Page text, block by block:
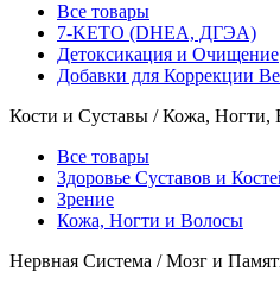
Все товары
7-KETO (DHEA, ДГЭА)
Детоксикация и Очищение
Добавки для Коррекции
Кости и Суставы / Кожа, Ногти,
Все товары
Здоровье Суставов и
Зрение
Кожа, Ногти и Волосы
Нервная Система / Мозг и